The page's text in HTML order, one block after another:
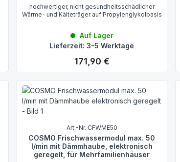
hochwertiger, nicht gesundheitsschädlicher
Wärme- und Kälteträger auf Propylenglykolbasis
Auf Lager
Lieferzeit: 3-5 Werktage
Regulärer Preis:
171,90 €
Art.-Nr. CFWME50
COSMO Frischwassermodul max. 50
l/min mit Dämmhaube, elektronisch
geregelt, für Mehrfamilienhäuser